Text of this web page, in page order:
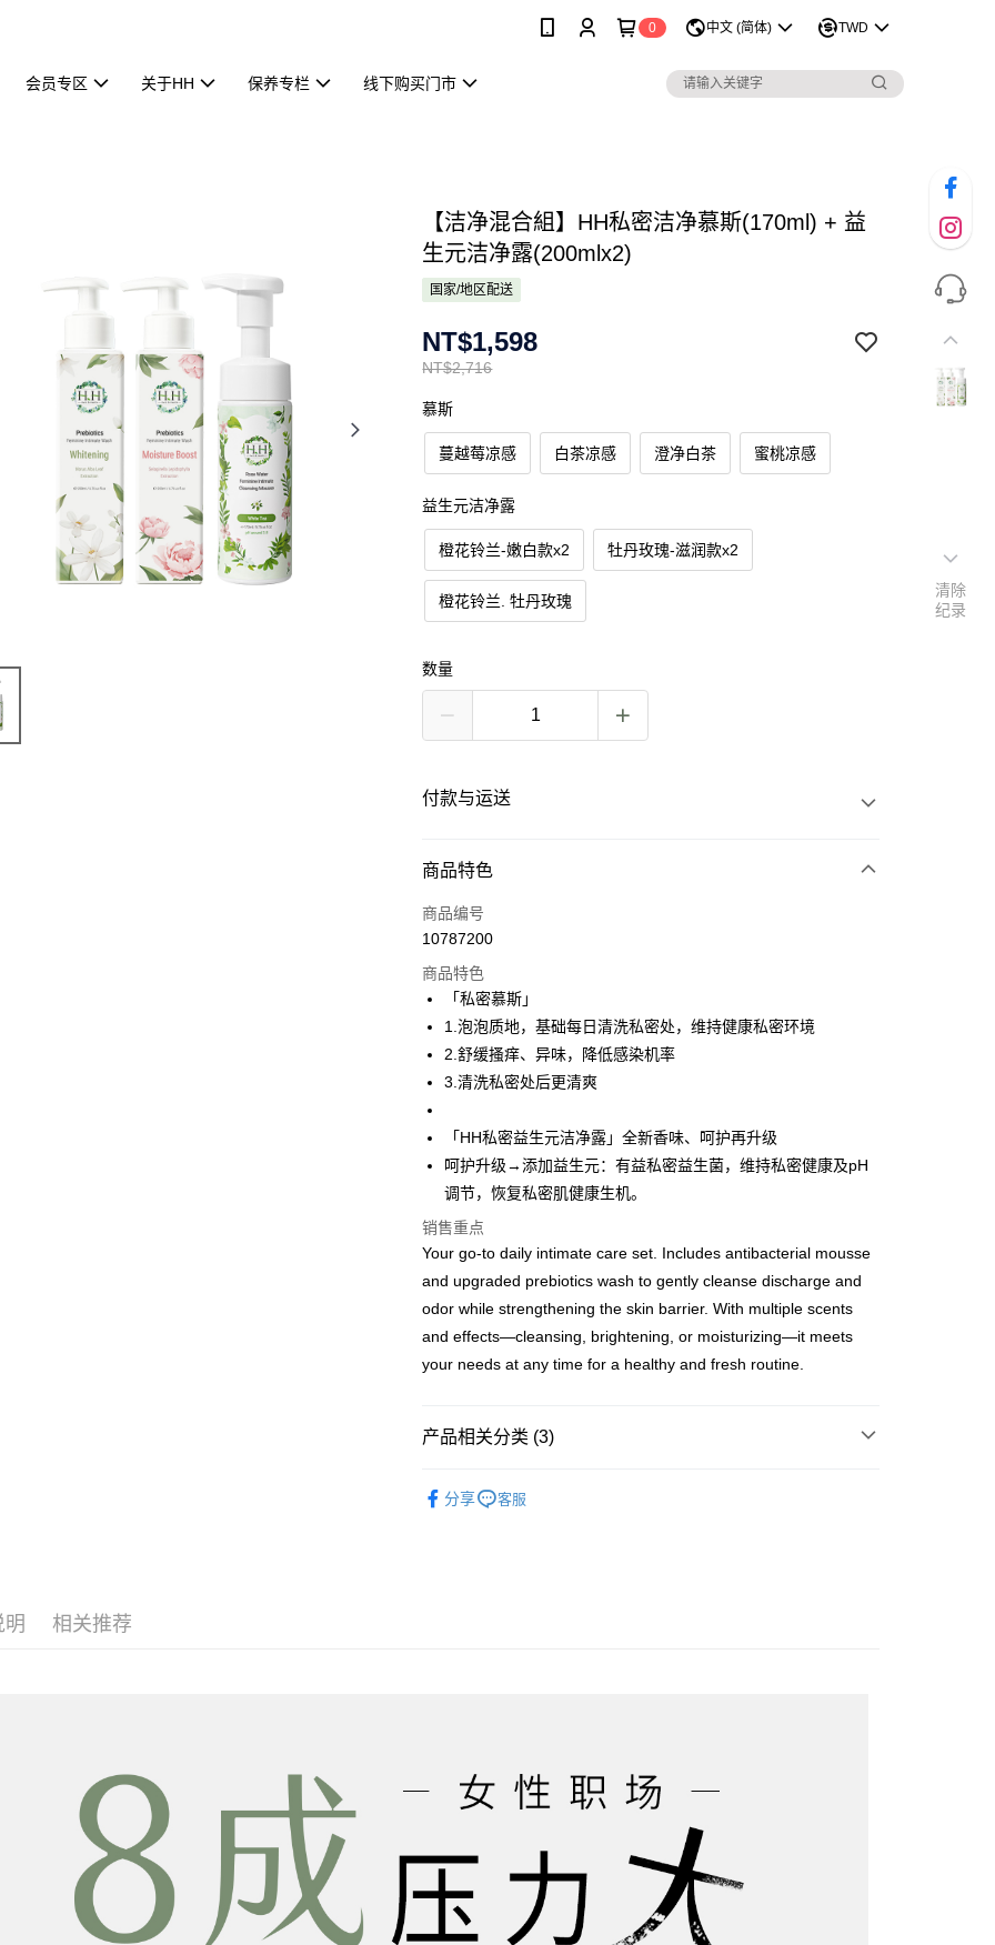
0 中文 (简体) TWD
会员专区 关于HH 保养专栏 线下购买门市
【洁净混合組】HH私密洁净慕斯(170ml) + 益
生元洁净露(200mlx2)
国家/地区配送
NT$2,716
NT$1,598
慕斯
蔓越莓凉感 白茶凉感 澄净白茶 蜜桃凉感
益生元洁净露
橙花铃兰-嫩白款x2 牡丹玫瑰-滋润款x2
橙花铃兰. 牡丹玫瑰
数量
付款与运送
付款方式
信用卡一次付款
运送方式
国家/地区配送
商品特色
商品编号
10787200
商品特色
「私密慕斯」
1.泡泡质地，基础每日清洗私密处，维持健康私密环境
2.舒缓搔痒、异味，降低感染机率
3.清洗私密处后更清爽
「HH私密益生元洁净露」全新香味、呵护再升级
呵护升级→添加益生元：有益私密益生菌，维持私密健康及pH
调节，恢复私密肌健康生机。
销售重点
Your go-to daily intimate care set. Includes antibacterial mousse
and upgraded prebiotics wash to gently cleanse discharge and
odor while strengthening the skin barrier. With multiple scents
and effects—cleansing, brightening, or moisturizing—it meets
your needs at any time for a healthy and fresh routine.
产品相关分类 (3)
分享 客服
明 相关推荐
清除
纪录